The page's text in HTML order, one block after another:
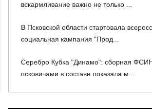
вскармливание важно не только ...
В Псковской области стартовала
социальная кампания "Прод...
Серебро Кубка "Динамо": сборная
псковичами в составе показала м...